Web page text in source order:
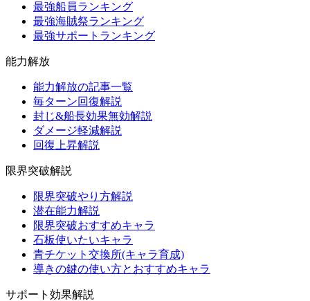
最強船員ランキング
最強海賊祭ランキング
最強サポートランキング
能力解放
能力解放の記事一覧
毎ターン回復解説
封じ&船長効果無効解説
ダメージ軽減解説
回復上昇解説
限界突破解説
限界突破やり方解説
潜在能力解説
限界突破おすすめキャラ
石板使いたいキャラ
青チケット交換所(キャラ育成)
導きの鍵の使い方とおすすめキャラ
サポート効果解説